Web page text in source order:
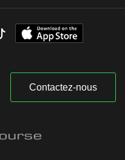
Contactez-nous